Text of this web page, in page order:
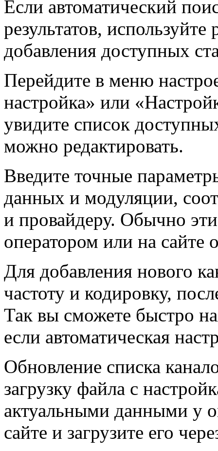
Если автоматический
результатов,
добавления доступных
Перейдите в меню
настройка» или
увидите список
можно редактировать.
Введите точные
данных и модуляции,
и провайдеру. Обычно
оператором или на сайте
Для добавления нового
частоту и кодировку,
Так вы сможете быстро
если автоматическая
Обновление списка
загрузку файла с
актуальными данными у
сайте и загрузите его